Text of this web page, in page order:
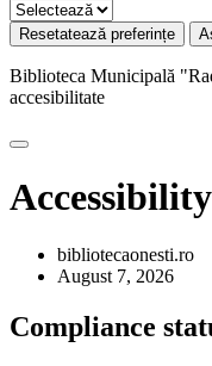
Resetatează preferințe
Biblioteca Municipală
accesibilitate
bibliotecaonesti.ro
August 7, 2026
Compliance